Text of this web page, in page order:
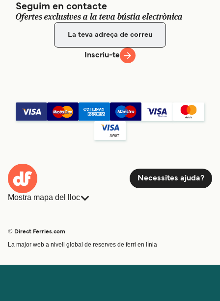
Seguim en contacte
Ofertes exclusives a la teva bústia electrònica
Inscriu-te
Necessites ajuda?
Mostra mapa del lloc
© Direct Ferries.com
La major web a nivell global de reserves de ferri en línia